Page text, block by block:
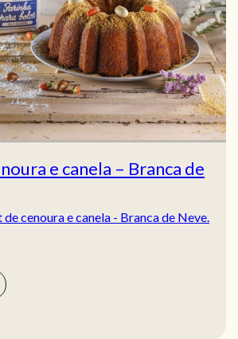
e canela – Branca de
cenoura e canela - Branca de Neve.